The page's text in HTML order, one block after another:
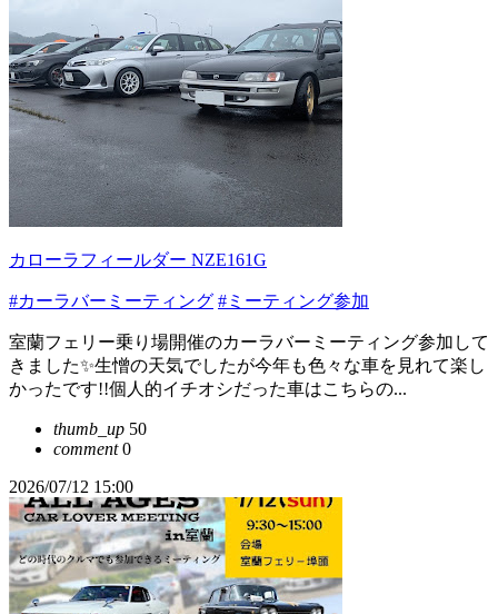
カローラフィールダー NZE161G
#カーラバーミーティング #ミーティング参加
室蘭フェリー乗り場開催のカーラバーミーティング参加して
きました✨生憎の天気でしたが今年も色々な車を見れて楽し
かったです!!個人的イチオシだった車はこちらの...
thumb_up 50
comment0
2026/07/12 15:00